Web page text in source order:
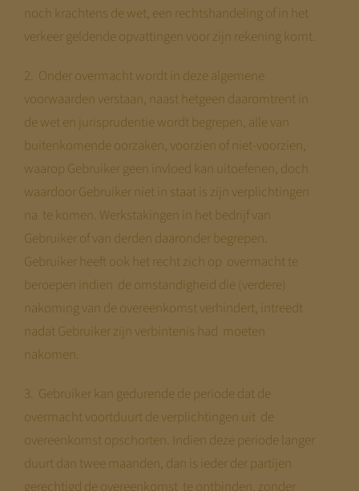
noch krachtens de wet, een rechtshandeling of in het
verkeer geldende opvattingen voor zijn rekening komt.
2. Onder overmacht wordt in deze algemene
voorwaarden verstaan, naast hetgeen daaromtrent in
de wet en jurisprudentie wordt begrepen, alle van
buitenkomende oorzaken, voorzien of niet-voorzien,
waarop Gebruiker geen invloed kan uitoefenen, doch
waardoor Gebruiker niet in staat is zijn verplichtingen
na te komen. Werkstakingen in het bedrijf van
Gebruiker of van derden daaronder begrepen.
Gebruiker heeft ook het recht zich op overmacht te
beroepen indien de omstandigheid die (verdere)
nakoming van de overeenkomst verhindert, intreedt
nadat Gebruiker zijn verbintenis had moeten
nakomen.
3. Gebruiker kan gedurende de periode dat de
overmacht voortduurt de verplichtingen uit de
overeenkomst opschorten. Indien deze periode langer
duurt dan twee maanden, dan is ieder der partijen
gerechtigd de overeenkomst te ontbinden, zonder